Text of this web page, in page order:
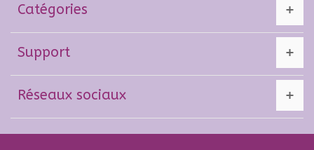
Catégories
Support
Réseaux sociaux